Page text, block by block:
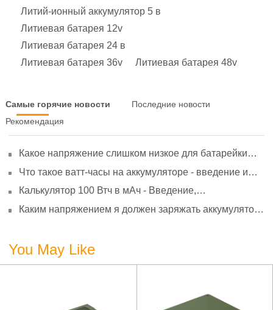
Литий-ионный аккумулятор 5 в
Литиевая батарея 12v
Литиевая батарея 24 в
Литиевая батарея 36v
Литиевая батарея 48v
Самые горячие новости
Последние новости
Рекомендация
Какое напряжение слишком низкое для батарейки
старение
Что такое ватт-часы на аккумуляторе - введение и
Калькулятор 100 Втч в мАч - Введение,
Каким напряжением я должен заряжать аккумулятор
You May Like